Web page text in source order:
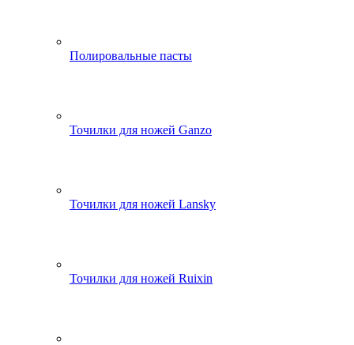
Полировальные пасты
Точилки для ножей Ganzo
Точилки для ножей Lansky
Точилки для ножей Ruixin